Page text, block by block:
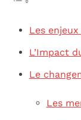
Les
L’Impact
Le
Les